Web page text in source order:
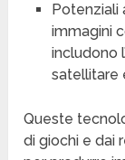
Potenziali
immagini
includono
satellitare
Queste
di giochi e dai